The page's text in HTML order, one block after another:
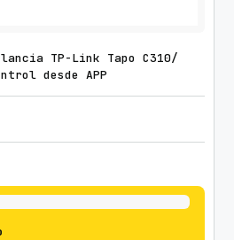
TP-Link Tapo C310/
desde APP